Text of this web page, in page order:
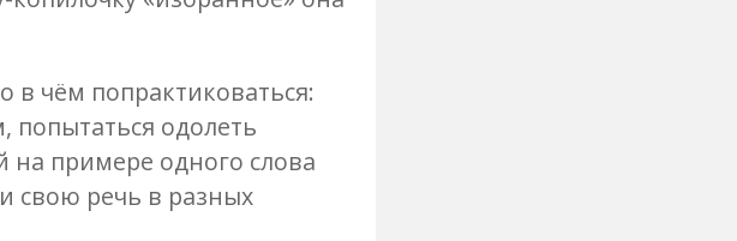
в чём попрактиковаться:
попытаться одолеть
на примере одного слова
свою речь в разных